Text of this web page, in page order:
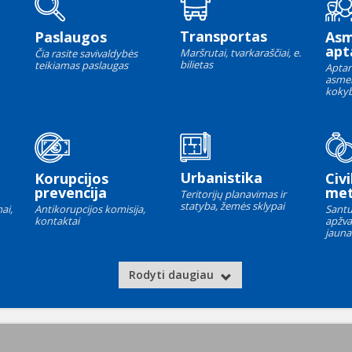
Paslaugos
Čia rasite savivaldybės
teikiamas paslaugas
Transportas
Maršrutai, tvarkaraščiai, e.
bilietas
Korupcijos
prevencija
Antikorupcijos komisija,
kontaktai
Urbanistika
Teritorijų planavimas ir
statyba, žemės sklypai
Rodyti daugiau